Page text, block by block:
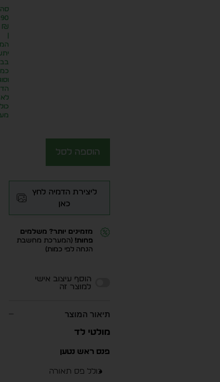
₪
לא
הוספה לסל
ליצירת הדמיה לחץ
כאן
מזמינים יותר? משלמים
פחות! (המערכת מחשבת
הנחה לפי כמות)
הוסף עיצוב אישי
למוצר זה
תיאור המוצר
מולטי לד
פנס ראש נטען
כולל פס תאורה